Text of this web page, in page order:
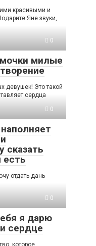
красивыми и
Яне звуки,
0
милые
девушек! Это такой
сердца
0
сказать
есть
отдать дань
0
я дарю
сердце
которое